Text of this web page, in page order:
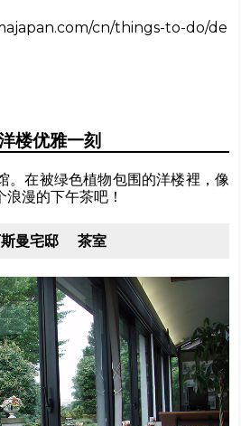
cn/things-to-do/de
楼优雅一刻
。在被绿色植物包围的洋楼裡，像
漫的下午茶吧！
斯曼宅邸 茶室